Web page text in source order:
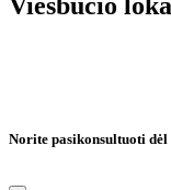
Viešbučio
Norite pasikonsultuoti dėl